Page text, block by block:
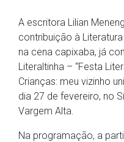
A escritora Lilian
contribuição à
na cena capixaba, já
Literaltinha – “Festa
Crianças: meu vizinho
dia 27 de fevereiro, no
Vargem Alta.
Na programação, a